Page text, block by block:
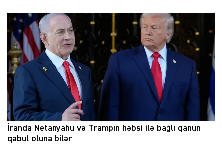
İranda Netanyahu və Trampın həbsi ilə bağlı qanun
qəbul oluna bilər